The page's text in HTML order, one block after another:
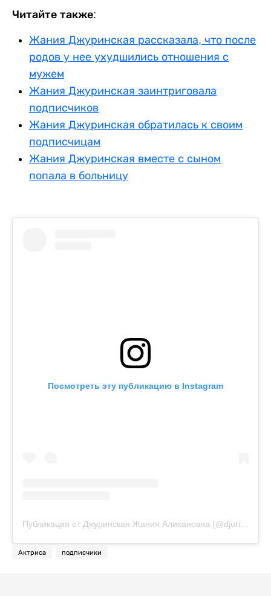
Читайте также:
Жания Джуринская рассказала, что после
родов у нее ухудшились отношения с
мужем
Жания Джуринская заинтриговала
подписчиков
Жания Джуринская обратилась к своим
подписчицам
Жания Джуринская вместе с сыном
попала в больницу
Посмотреть эту публикацию в Instagram
Актриса подписчики